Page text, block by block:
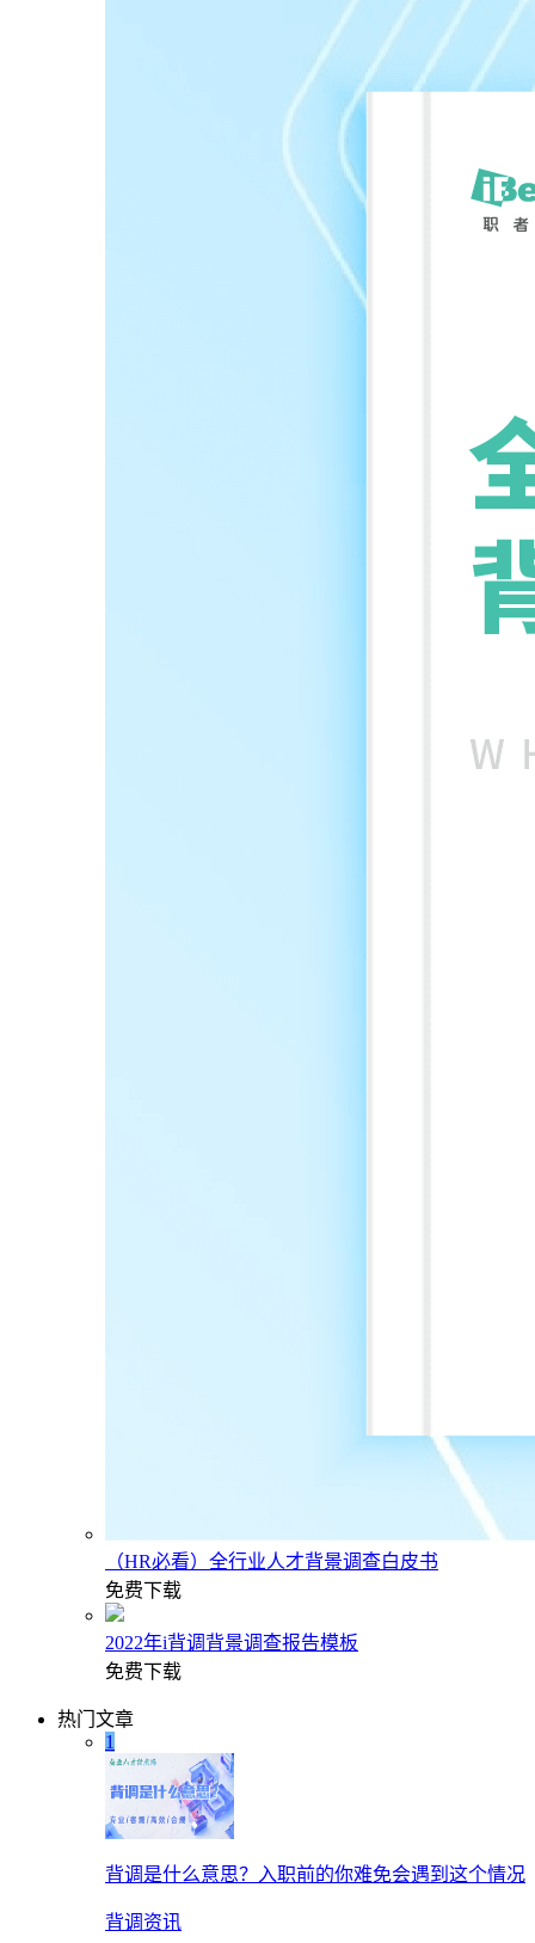
（HR必看）全行业人才背景调查白皮书
免费下载
2022年i背调背景调查报告模板
免费下载
热门文章
1
背调是什么意思？入职前的你难免会遇到这个情况
背调资讯